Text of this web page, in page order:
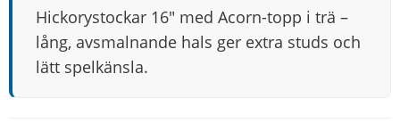
Hickorystockar 16" med Acorn-topp i trä –
lång, avsmalnande hals ger extra studs och
lätt spelkänsla.